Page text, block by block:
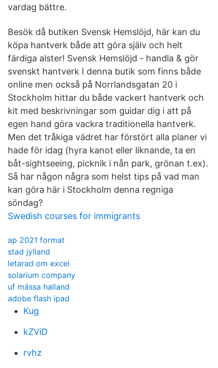
vardag bättre.
Besök då butiken Svensk Hemslöjd, här kan du
köpa hantverk både att göra själv och helt
färdiga alster! Svensk Hemslöjd - handla & gör
svenskt hantverk I denna butik som finns både
online men också på Norrlandsgatan 20 i
Stockholm hittar du både vackert hantverk och
kit med beskrivningar som guidar dig i att på
egen hand göra vackra traditionella hantverk.
Men det tråkiga vädret har förstört alla planer vi
hade för idag (hyra kanot eller liknande, ta en
båt-sightseeing, picknik i nån park, grönan t.ex).
Så har någon några som helst tips på vad man
kan göra här i Stockholm denna regniga
söndag?
Swedish courses for immigrants
ap 2021 format
stad jylland
letarad om excel
solarium company
uf mässa halland
adobe flash ipad
Kug
kZViD
rvhz